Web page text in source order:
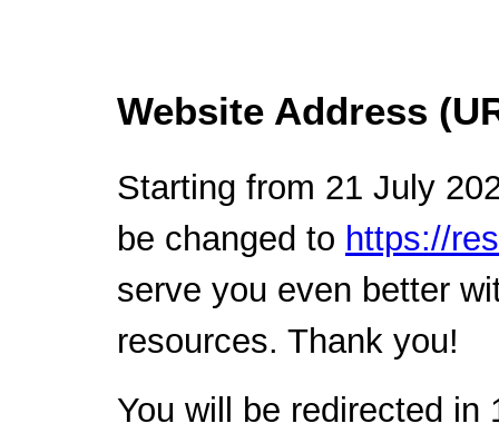
Website Address
Starting from 21 July
be changed to https://
serve you even better
resources. Thank you!
You will be redirected in